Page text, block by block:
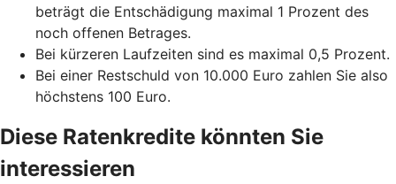
beträgt die Entschädigung maximal 1 Prozent des
noch offenen Betrages.
Bei kürzeren Laufzeiten sind es maximal 0,5 Prozent.
Bei einer Restschuld von 10.000 Euro zahlen Sie also
höchstens 100 Euro.
Diese Ratenkredite könnten Sie
interessieren